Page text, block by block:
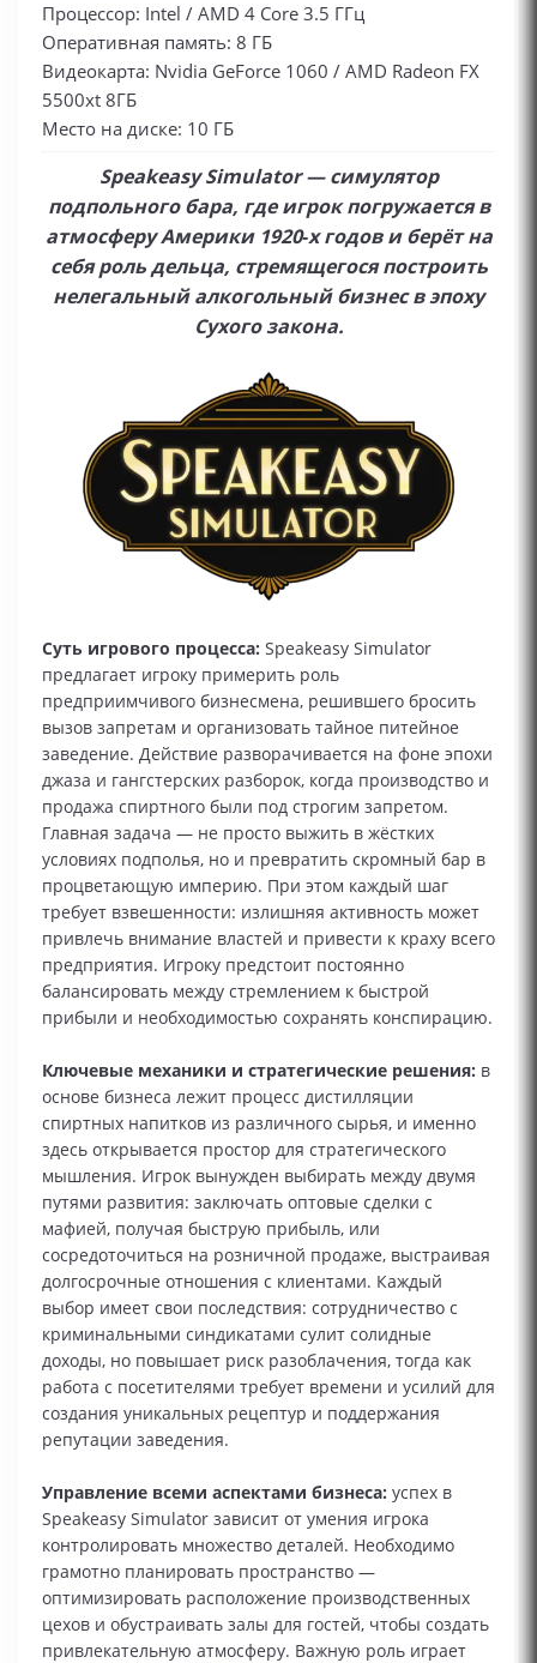
Процессор: Intel / AMD 4 Core 3.5 ГГц
Оперативная память: 8 ГБ
Видеокарта: Nvidia GeForce 1060 / AMD Radeon FX
5500xt 8ГБ
Место на диске: 10 ГБ
Speakeasy Simulator — симулятор
подпольного бара, где игрок погружается в
атмосферу Америки 1920‑х годов и берёт на
себя роль дельца, стремящегося построить
нелегальный алкогольный бизнес в эпоху
Сухого закона.
Суть игрового процесса: Speakeasy Simulator
предлагает игроку примерить роль
предприимчивого бизнесмена, решившего бросить
вызов запретам и организовать тайное питейное
заведение. Действие разворачивается на фоне эпохи
джаза и гангстерских разборок, когда производство и
продажа спиртного были под строгим запретом.
Главная задача — не просто выжить в жёстких
условиях подполья, но и превратить скромный бар в
процветающую империю. При этом каждый шаг
требует взвешенности: излишняя активность может
привлечь внимание властей и привести к краху всего
предприятия. Игроку предстоит постоянно
балансировать между стремлением к быстрой
прибыли и необходимостью сохранять конспирацию.
Ключевые механики и стратегические решения: в
основе бизнеса лежит процесс дистилляции
спиртных напитков из различного сырья, и именно
здесь открывается простор для стратегического
мышления. Игрок вынужден выбирать между двумя
путями развития: заключать оптовые сделки с
мафией, получая быструю прибыль, или
сосредоточиться на розничной продаже, выстраивая
долгосрочные отношения с клиентами. Каждый
выбор имеет свои последствия: сотрудничество с
криминальными синдикатами сулит солидные
доходы, но повышает риск разоблачения, тогда как
работа с посетителями требует времени и усилий для
создания уникальных рецептур и поддержания
репутации заведения.
Управление всеми аспектами бизнеса: успех в
Speakeasy Simulator зависит от умения игрока
контролировать множество деталей. Необходимо
грамотно планировать пространство —
оптимизировать расположение производственных
цехов и обустраивать залы для гостей, чтобы создать
привлекательную атмосферу. Важную роль играет